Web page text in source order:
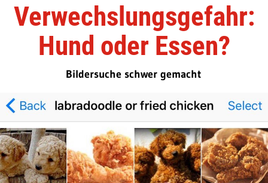
Verwechslungsgefahr:
Hund oder Essen?
Bildersuche schwer gemacht